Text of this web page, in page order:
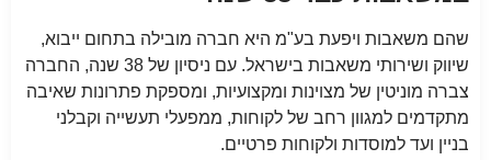
שהם משאבות ויפעת בע"מ היא חברה מובילה בתחום ייבוא,
שיווק ושירותי משאבות בישראל. עם ניסיון של 38 שנה, החברה
צברה מוניטין של מצוינות ומקצועיות, ומספקת פתרונות שאיבה
מתקדמים למגוון רחב של לקוחות, ממפעלי תעשייה וקבלני
בניין ועד למוסדות ולקוחות פרטיים.